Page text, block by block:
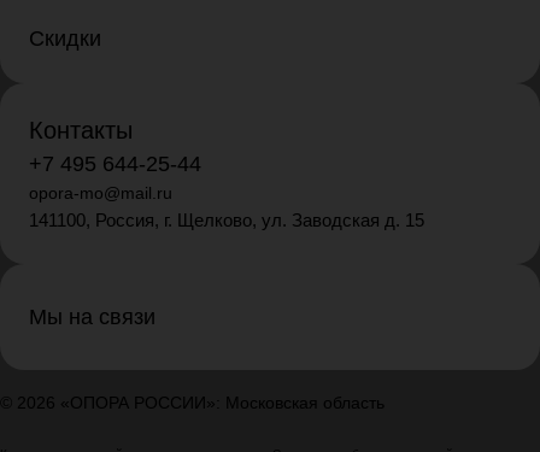
Скидки
Контакты
+7 495 644-25-44
opora-mo@mail.ru
141100, Россия, г. Щелково, ул. Заводская д. 15
Мы на связи
© 2026 «ОПОРА РОССИИ»: Московская область